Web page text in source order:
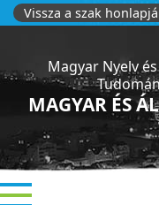
Ugrás
a
Vissza a szak
Magyar Nyelv
MAGYAR ÉS